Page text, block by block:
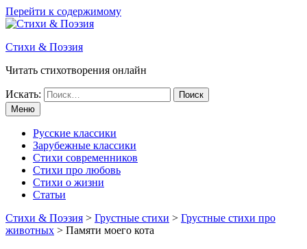
Перейти к содержимому
Стихи & Поэзия
Читать стихотворения онлайн
Искать:
Меню
Русские классики
Зарубежные классики
Стихи современников
Стихи про любовь
Стихи о жизни
Статьи
Стихи & Поэзия > Грустные стихи > Грустные стихи про
животных > Памяти моего кота